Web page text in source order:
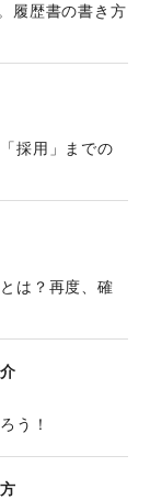
履歴書の書き方
採用」までの
は？再度、確
う！